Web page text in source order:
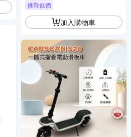
挑戰低價
加入購物車